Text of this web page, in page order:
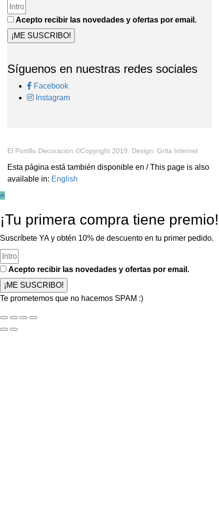
Acepto recibir las novedades y ofertas por email.
¡ME SUSCRIBO!
Síguenos en nuestras redes sociales
Facebook
Instagram
El Portillo Decoración ©Copyright 2019. Design: Grita Internet
Esta página está también disponible en / This page is also
available in: English
¡Tu primera compra tiene premio!
Suscríbete YA y obtén 10% de descuento en tu primer pedido.
Acepto recibir las novedades y ofertas por email.
¡ME SUSCRIBO!
Te prometemos que no hacemos SPAM :)